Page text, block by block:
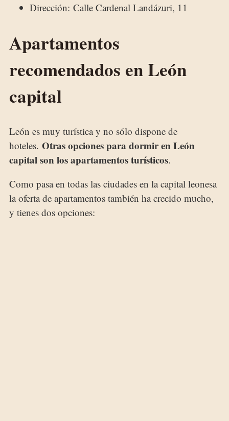
Dirección: Calle Cardenal Landázuri, 11
Apartamentos
recomendados en León
capital
León es muy turística y no sólo dispone de
hoteles. Otras opciones para dormir en León
capital son los apartamentos turísticos.
Como pasa en todas las ciudades en la capital leonesa
la oferta de apartamentos también ha crecido mucho,
y tienes dos opciones: